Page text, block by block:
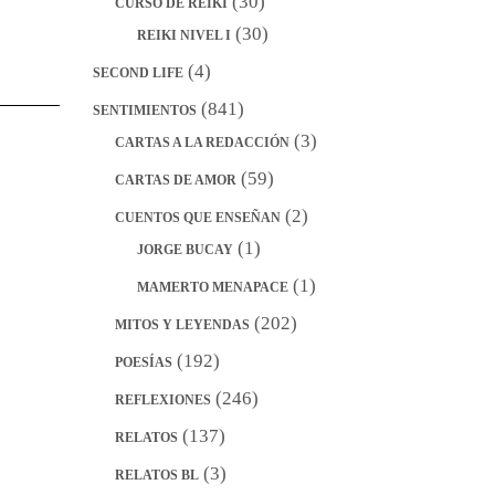
CURSO DE REIKI
REIKI NIVEL I (30)
SECOND LIFE(4)
SENTIMIENTOS (841)
CARTAS A LA REDACCIÓN(3)
CARTAS DE AMOR(59)
CUENTOS QUE ENSEÑAN(2)
JORGE BUCAY(1)
MAMERTO MENAPACE(1)
MITOS Y LEYENDAS (202)
POESÍAS (192)
REFLEXIONES (246)
RELATOS (137)
RELATOS BL(3)